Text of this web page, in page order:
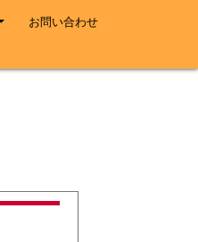
お問い合わせ